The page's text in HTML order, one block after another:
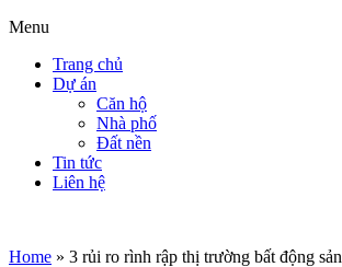
Menu
Trang chủ
Dự án
Căn hộ
Nhà phố
Đất nền
Tin tức
Liên hệ
Home » 3 rủi ro rình rập thị trường bất động sản